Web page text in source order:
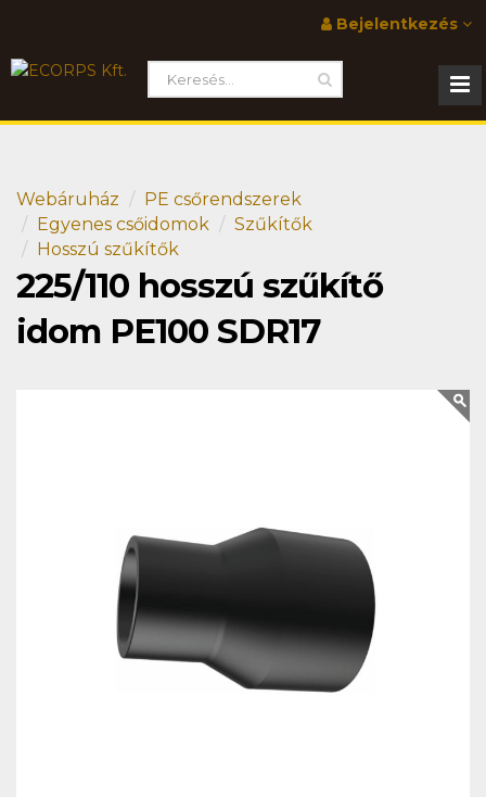
Bejelentkezés
Webáruház
PE csőrendszerek
Egyenes csőidomok
Szűkítők
Hosszú szűkítők
225/110 hosszú szűkítő
idom PE100 SDR17